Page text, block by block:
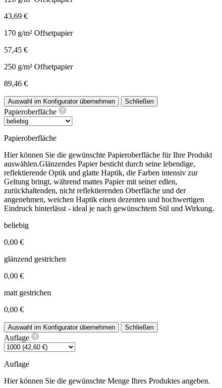
43,69 €
170 g/m² Offsetpapier
57,45 €
250 g/m² Offsetpapier
89,46 €
Auswahl im Konfigurator übernehmen Schließen
Papieroberfläche
Papieroberfläche
Hier können Sie die gewünschte Papieroberfläche für Ihre Produkt
auswählen.Glänzendes Papier besticht durch seine lebendige,
reflektierende Optik und glatte Haptik, die Farben intensiv zur
Geltung bringt, während mattes Papier mit seiner edlen,
zurückhaltenden, nicht reflektierenden Oberfläche und der
angenehmen, weichen Haptik einen dezenten und hochwertigen
Eindruck hinterlässt - ideal je nach gewünschtem Stil und Wirkung.
beliebig
0,00 €
glänzend gestrichen
0,00 €
matt gestrichen
0,00 €
Auswahl im Konfigurator übernehmen Schließen
Auflage
Auflage
Hier können Sie die gewünschte Menge Ihres Produktes angeben.